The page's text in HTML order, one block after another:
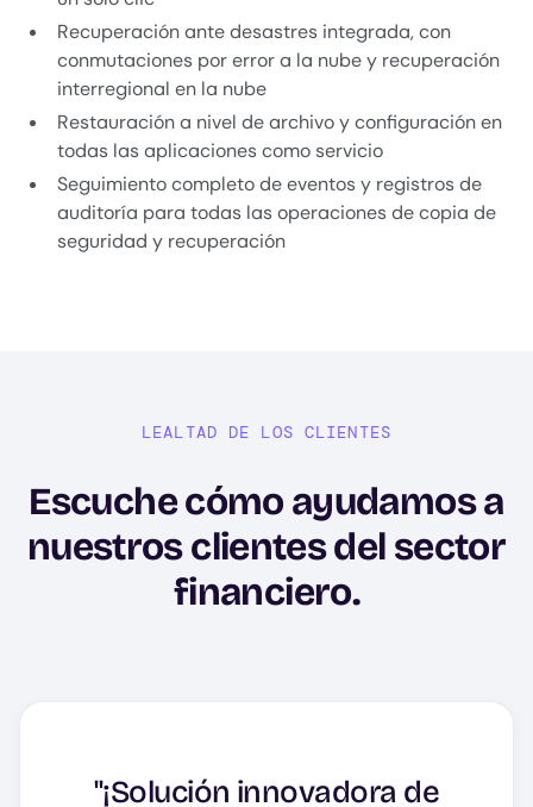
Recuperación ante desastres integrada, con
conmutaciones por error a la nube y recuperación
interregional en la nube
Restauración a nivel de archivo y configuración en
todas las aplicaciones como servicio
Seguimiento completo de eventos y registros de
auditoría para todas las operaciones de copia de
seguridad y recuperación
LEALTAD DE LOS CLIENTES
Escuche cómo ayudamos a
nuestros clientes del sector
financiero.
"¡Solución innovadora de
"HYCU como software de
por su facilidad de uso y su